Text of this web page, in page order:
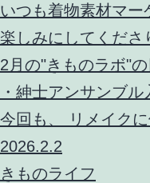
いつも着物素材マ
楽しみにしてくださ
2月の"きものラボ"
・紳士アンサンブ
今回も、 リメイク
2026.2.2
きものライフ